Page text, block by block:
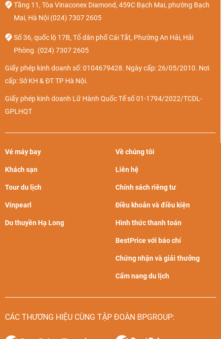
Tầng 11, Tòa Vinaconex Diamond, 459C Bạch Mai, phường Bạch
Mai, Hà Nội (024) 7307 2605
Số 36, quốc lộ 17B, Tổ dân phố Cái Tắt, Phường An Hải, Hải
Phòng. (024) 7307 2605
Giấy phép kinh doanh số: 0104679428. Ngày cấp: 26/05/2010. Nơi
cấp: Sở KH & ĐT TP Hà Nội.
Giấy phép kinh doanh Lữ Hành Quốc Tế số 01-1794/2022/TCDL-
GPLHQT
Vé máy bay
Khách sạn
Tour du lịch
Vinpearl
Du thuyền Hạ Long
Về chúng tôi
Liên hệ
Chính sách riêng tư
Điều khoản và điều kiện
Hình thức thanh toán
BestPrice với báo chí
Chứng nhận và giải thưởng
Cẩm nang du lịch
CÁC THƯƠNG HIỆU CÙNG TẬP ĐOÀN BPGROUP: